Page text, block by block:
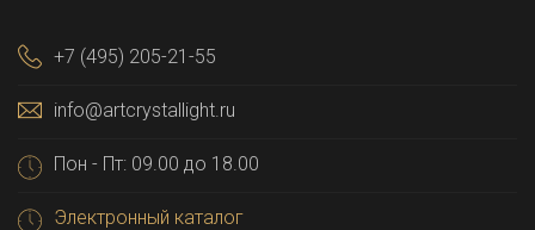
+7 (495) 205-21-55
info@artcrystallight.ru
Пон - Пт: 09.00 до 18.00
Электронный каталог